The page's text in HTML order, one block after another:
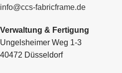
info@ccs-fabricframe.de
Verwaltung & Fertigung
Ungelsheimer Weg 1-3
40472 Düsseldorf